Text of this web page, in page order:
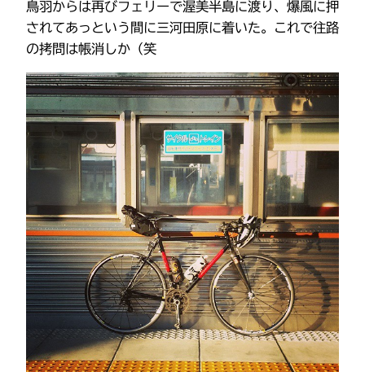
鳥羽からは再びフェリーで渥美半島に渡り、爆風に押
されてあっという間に三河田原に着いた。これで往路
の拷問は帳消しか（笑